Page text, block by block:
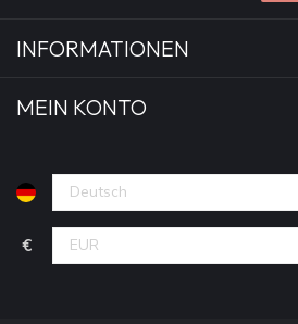
INFORMATIONEN
MEIN KONTO
€